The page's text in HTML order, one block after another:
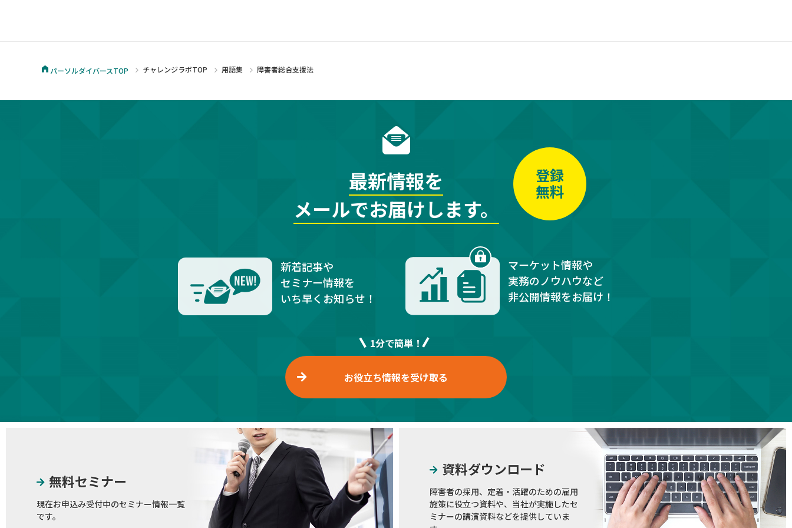
パーソルダイバースTOP チャレンジラボTOP 用語集 障害者総合支援法
最新情報を
メールでお届けします。
登録
無料
新着記事や
セミナー情報を
いち早くお知らせ！
マーケット情報や
実務のノウハウなど
非公開情報をお届け！
1分で簡単！
お役立ち情報を受け取る
無料セミナー
現在お申込み受付中のセミナー情報一覧
です。
資料ダウンロード
障害者の採用、定着・活躍のための雇用
施策に役立つ資料や、当社が実施したセ
ミナーの講演資料などを提供していま